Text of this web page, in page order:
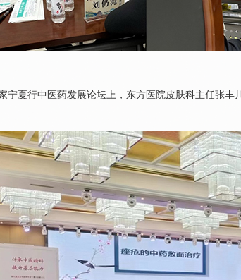
夏行中医药发展论坛上，东方医院皮肤科主任张丰川